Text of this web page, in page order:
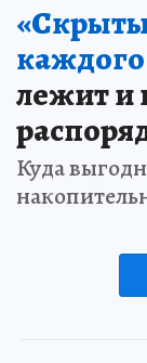
каждого
лежит и
Куда